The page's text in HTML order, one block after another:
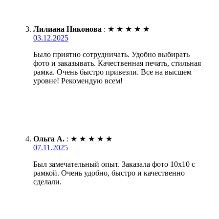
Лилиана Никонова : ★ ★ ★ ★ ★
03.12.2025
Было приятно сотрудничать. Удобно выбирать
фото и заказывать. Качественная печать, стильная
рамка. Очень быстро привезли. Все на высшем
уровне! Рекомендую всем!
Ольга А. : ★ ★ ★ ★ ★
07.11.2025
Был замечательный опыт. Заказала фото 10х10 с
рамкой. Очень удобно, быстро и качественно
сделали.